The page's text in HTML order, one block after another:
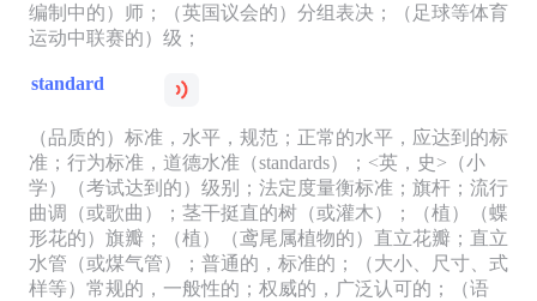
编制中的）师；（英国议会的）分组表决；（足球等体育
运动中联赛的）级；
standard
（品质的）标准，水平，规范；正常的水平，应达到的标
准；行为标准，道德水准（standards）；<英，史>（小
学）（考试达到的）级别；法定度量衡标准；旗杆；流行
曲调（或歌曲）；茎干挺直的树（或灌木）；（植）（蝶
形花的）旗瓣；（植）（鸢尾属植物的）直立花瓣；直立
水管（或煤气管）；普通的，标准的；（大小、尺寸、式
样等）常规的，一般性的；权威的，广泛认可的；（语